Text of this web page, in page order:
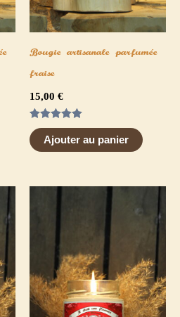
Bougie artisanale parfumée
fraise
15,00 €
Note
5.00
sur 5
Ajouter au panier